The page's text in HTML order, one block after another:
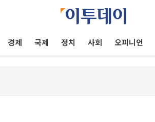
경제 국제 정치 사회 오피니언